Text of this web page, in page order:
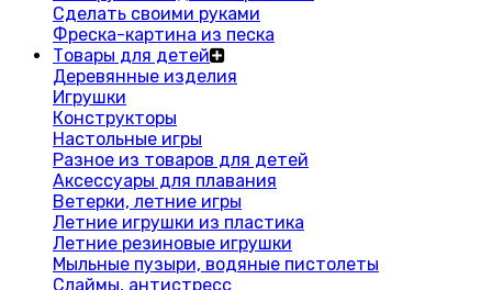
Сделать своими руками
Фреска-картина из песка
Товары для детей
Деревянные изделия
Игрушки
Конструкторы
Настольные игры
Разное из товаров для детей
Аксессуары для плавания
Ветерки, летние игры
Летние игрушки из пластика
Летние резиновые игрушки
Мыльные пузыри, водяные пистолеты
Слаймы, антистресс